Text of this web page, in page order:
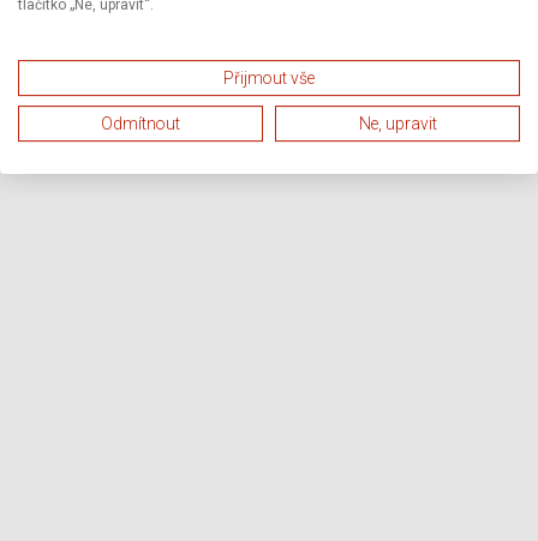
tlačítko „Ne, upravit“.
Přijmout vše
Odmítnout Ne, upravit